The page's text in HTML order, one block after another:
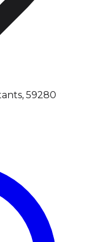
59280